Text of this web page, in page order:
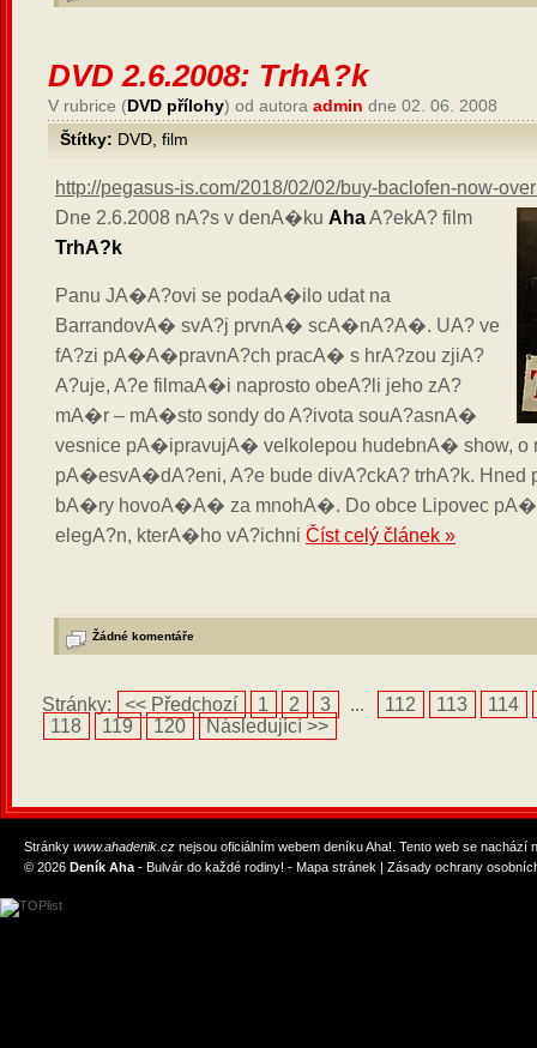
DVD 2.6.2008: TrhA?k
V rubrice (DVD přílohy) od autora admin dne 02. 06. 2008
Štítky: DVD film
http://pegasus-is.com/2018/02/02/buy-baclofen-now-
Dne 2.6.2008 nA?s v denA�ku AhaA?ekA? film
TrhA?k
Panu JA�A?ovi se podaA�ilo udat na
BarrandovA� svA?j prvnA� scA�nA?A�. UA? ve
fA?zi pA�A�pravnA?ch pracA� s hrA?zou zjiA?
A?uje, A?e filmaA�i naprosto obeA?li jeho zA?
mA�r – mA�sto sondy do A?ivota souA?asnA�
vesnice pA�ipravujA� velkolepou hudebnA� show, o
pA�esvA�dA?eni, A?e bude divA?ckA? trhA?k. Hned
bA�ry hovoA�A� za mnohA�. Do obce Lipovec
elegA?n, kterA�ho vA?ichni Číst celý článek »
Žádné komentáře
Stránky: << Předchozí 1 2 3 ... 112 113
114
118
119 120 Následující >>
Stránky www.ahadenik.cz nejsou oficiálním webem deníku Aha!. Tento web se nachází
© 2026 Deník Aha - Bulvár do každé rodiny! - Mapa stránek Zásady ochrany